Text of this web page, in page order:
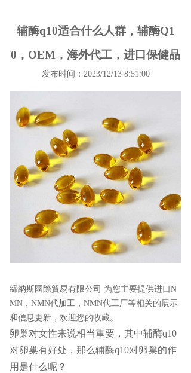
辅酶q10适合什么人群，辅酶Q1
0，OEM，海外代工，进口保健品
发布时间：2023/12/13 8:51:00
締納斯國際貿易有限公司 为您主要提供进口N
MN ，NMN代加工，NMN代工厂等相关的展示
和信息更新，欢迎您的收藏。
卵巢对女性来说相当重要，其中辅酶q10
对卵巢有好处，那么辅酶q10对卵巢的作
用是什么呢？